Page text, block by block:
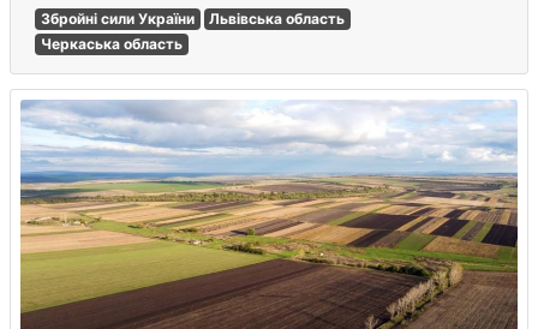
Збройні сили України
Львівська область
Черкаська область